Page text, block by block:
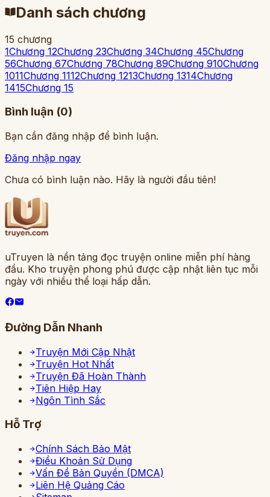
Danh sách chương
15 chương
1Chương 12Chương 23Chương 34Chương 45Chương
56Chương 67Chương 78Chương 89Chương 910Chương
1011Chương 1112Chương 1213Chương 1314Chương
1415Chương 15
Bình luận (0)
Bạn cần đăng nhập để bình luận.
Đăng nhập ngay
Chưa có bình luận nào. Hãy là người đầu tiên!
uTruyen là nền tảng đọc truyện online miễn phí hàng
đầu. Kho truyện phong phú được cập nhật liên tục mỗi
ngày với nhiều thể loại hấp dẫn.
Đường Dẫn Nhanh
Truyện Mới Cập Nhật
Truyện Hot Nhất
Truyện Đã Hoàn Thành
Tiên Hiệp Hay
Ngôn Tình Sắc
Hỗ Trợ
Chính Sách Bảo Mật
Điều Khoản Sử Dụng
Vấn Đề Bản Quyền (DMCA)
Liên Hệ Quảng Cáo